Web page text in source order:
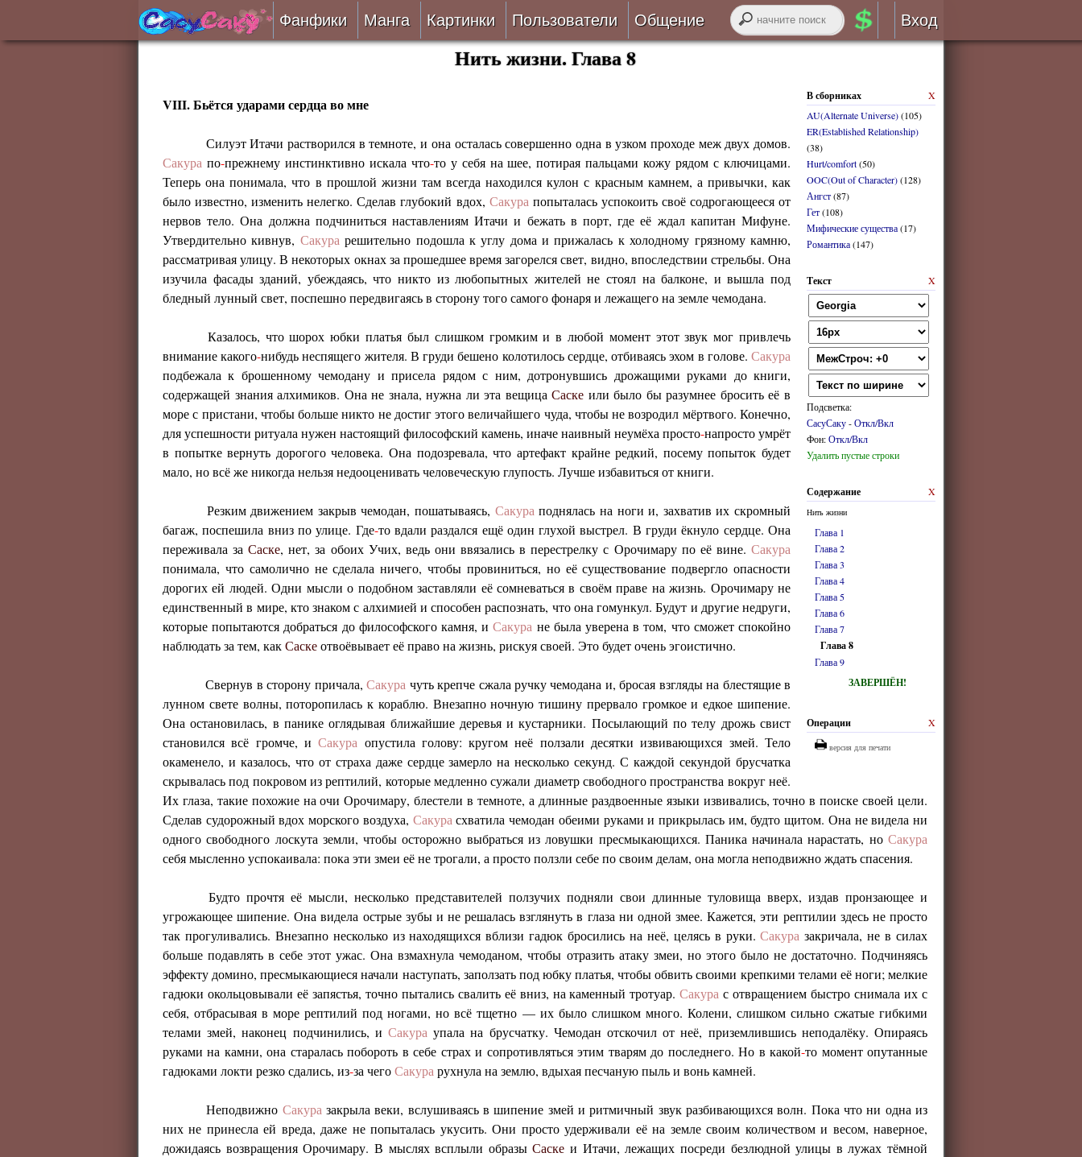
Фанфики
Сборники
Подобрать
Рецензии
На проверке
Отправить
Манга Картинки Пользователи
Авторы
Беты
VIP
Онлайн
За 24 часа
Общение
Вход
Авторизация
войти черезВК
регистрация
забыли логин или пароль?
Нить жизни. Глава 8
X
В сборниках
AU(Alternate Universe)(105)
ER(Established Relationship)
(38)
Hurt/comfort(50)
OOC(Out of Character)(128)
Ангст(87)
Гет(108)
Мифические существа(17)
Романтика(147)
X
Текст
Подсветка:
СасуСаку-Откл/Вкл
Фон:Откл/Вкл
Удалить пустые строки
X
Содержание
Нить жизни
Глава 1
Глава 2
Глава 3
Глава 4
Глава 5
Глава 6
Глава 7
Глава 8
Глава 9
ЗАВЕРШЁН!
X
Операции
версия для печати
VIII. Бьётся ударами сердца во мне
Силуэт Итачи растворился в темноте, и она осталась совершенно одна в узком проходе меж двух домов.
Сакура по-прежнему инстинктивно искала что-то у себя на шее, потирая пальцами кожу рядом с ключицами.
Теперь она понимала, что в прошлой жизни там всегда находился кулон с красным камнем, а привычки, как
было известно, изменить нелегко. Сделав глубокий вдох, Сакура попыталась успокоить своё содрогающееся от
нервов тело. Она должна подчиниться наставлениям Итачи и бежать в порт, где её ждал капитан Мифуне.
Утвердительно кивнув, Сакура решительно подошла к углу дома и прижалась к холодному грязному камню,
рассматривая улицу. В некоторых окнах за прошедшее время загорелся свет, видно, впоследствии стрельбы. Она
изучила фасады зданий, убеждаясь, что никто из любопытных жителей не стоял на балконе, и вышла под
бледный лунный свет, поспешно передвигаясь в сторону того самого фонаря и лежащего на земле чемодана.
Казалось, что шорох юбки платья был слишком громким и в любой момент этот звук мог привлечь
внимание какого-нибудь неспящего жителя. В груди бешено колотилось сердце, отбиваясь эхом в голове.Сакура
подбежала к брошенному чемодану и присела рядом с ним, дотронувшись дрожащими руками до книги,
содержащей знания алхимиков. Она не знала, нужна ли эта вещицаСаске или было бы разумнее бросить её в
море с пристани, чтобы больше никто не достиг этого величайшего чуда, чтобы не возродил мёртвого. Конечно,
для успешности ритуала нужен настоящий философский камень, иначе наивный неумёха просто-напросто умрёт
в попытке вернуть дорогого человека. Она подозревала, что артефакт крайне редкий, посему попыток будет
мало, но всё же никогда нельзя недооценивать человеческую глупость. Лучше избавиться от книги.
Резким движением закрыв чемодан, пошатываясь, Сакура поднялась на ноги и, захватив их скромный
багаж, поспешила вниз по улице. Где-то вдали раздался ещё один глухой выстрел. В груди ёкнуло сердце. Она
переживала заСаске, нет, за обоих Учих, ведь они ввязались в перестрелку с Орочимару по её вине.Сакура
понимала, что самолично не сделала ничего, чтобы провиниться, но её существование подвергло опасности
дорогих ей людей. Одни мысли о подобном заставляли её сомневаться в своём праве на жизнь. Орочимару не
единственный в мире, кто знаком с алхимией и способен распознать, что она гомункул. Будут и другие недруги,
которые попытаются добраться до философского камня, иСакура не была уверена в том, что сможет спокойно
наблюдать за тем, какСаскеотвоёвывает её право на жизнь, рискуя своей. Это будет очень эгоистично.
Свернув в сторону причала,Сакура чуть крепче сжала ручку чемодана и, бросая взгляды на блестящие в
лунном свете волны, поторопилась к кораблю. Внезапно ночную тишину прервало громкое и едкое шипение.
Она остановилась, в панике оглядывая ближайшие деревья и кустарники. Посылающий по телу дрожь свист
становился всё громче, иСакура опустила голову: кругом неё ползали десятки извивающихся змей. Тело
окаменело, и казалось, что от страха даже сердце замерло на несколько секунд. С каждой секундой брусчатка
скрывалась под покровом из рептилий, которые медленно сужали диаметр свободного пространства вокруг неё.
Их глаза, такие похожие на очи Орочимару, блестели в темноте, а длинные раздвоенные языки извивались, точно в поиске своей цели.
Сделав судорожный вдох морского воздуха, Сакура схватила чемодан обеими руками и прикрылась им, будто щитом. Она не видела ни
одного свободного лоскута земли, чтобы осторожно выбраться из ловушки пресмыкающихся. Паника начинала нарастать, но Сакура
себя мысленно успокаивала: пока эти змеи её не трогали, а просто ползли себе по своим делам, она могла неподвижно ждать спасения.
Будто прочтя её мысли, несколько представителей ползучих подняли свои длинные туловища вверх, издав пронзающее и
угрожающее шипение. Она видела острые зубы и не решалась взглянуть в глаза ни одной змее. Кажется, эти рептилии здесь не просто
так прогуливались. Внезапно несколько из находящихся вблизи гадюк бросились на неё, целясь в руки.Сакура закричала, не в силах
больше подавлять в себе этот ужас. Она взмахнула чемоданом, чтобы отразить атаку змеи, но этого было не достаточно. Подчиняясь
эффекту домино, пресмыкающиеся начали наступать, заползать под юбку платья, чтобы обвить своими крепкими телами её ноги; мелкие
гадюки окольцовывали её запястья, точно пытались свалить её вниз, на каменный тротуар.Сакура с отвращением быстро снимала их с
себя, отбрасывая в море рептилий под ногами, но всё тщетно — их было слишком много. Колени, слишком сильно сжатые гибкими
телами змей, наконец подчинились, и Сакура упала на брусчатку. Чемодан отскочил от неё, приземлившись неподалёку. Опираясь
руками на камни, она старалась побороть в себе страх и сопротивляться этим тварям до последнего. Но в какой-то момент опутанные
гадюками локти резко сдались, из-за чегоСакура рухнула на землю, вдыхая песчаную пыль и вонь камней.
Неподвижно Сакура закрыла веки, вслушиваясь в шипение змей и ритмичный звук разбивающихся волн. Пока что ни одна из
них не принесла ей вреда, даже не попыталась укусить. Они просто удерживали её на земле своим количеством и весом, наверное,
дожидаясь возвращения Орочимару. В мыслях всплыли образыСаске и Итачи, лежащих посреди безлюдной улицы в лужах тёмной